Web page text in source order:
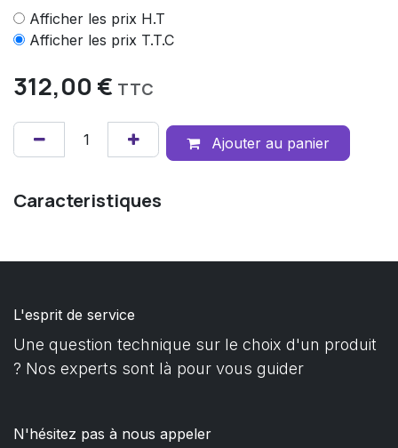
Afficher les prix H.T
Afficher les prix T.T.C
312,00 € TTC
Ajouter au panier
Caracteristiques
L'esprit de service
Une question technique sur le choix d'un produit
? Nos experts sont là pour vous guider
N'hésitez pas à nous appeler